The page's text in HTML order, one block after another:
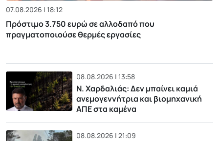
07.08.2026 | 18:12
Πρόστιμο 3.750 ευρώ σε αλλοδαπό που
πραγματοποιούσε θερμές εργασίες
08.08.2026 | 13:58
Ν. Χαρδαλιάς: Δεν μπαίνει καμιά
ανεμογεννήτρια και βιομηχανική
ΑΠΕ στα καμένα
08.08.2026 | 21:09